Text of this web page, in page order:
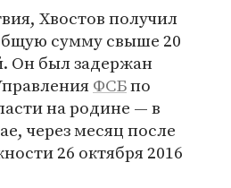
Хвостов получил
сумму свыше 20
Он был задержан
ФСБпо
на родине — в
через месяц после
26 октября 2016